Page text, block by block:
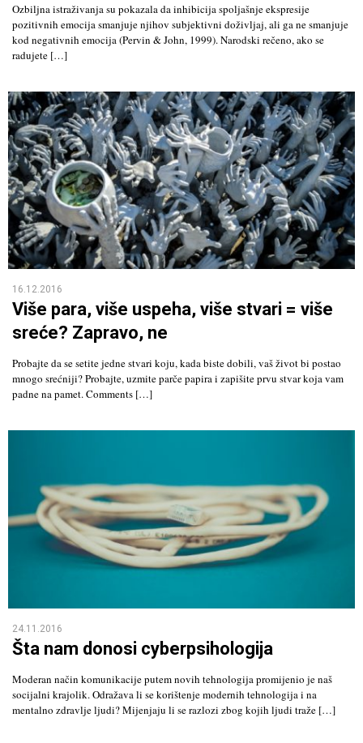
Ozbiljna istraživanja su pokazala da inhibicija spoljašnje ekspresije
pozitivnih emocija smanjuje njihov subjektivni doživljaj, ali ga ne smanjuje
kod negativnih emocija (Pervin & John, 1999). Narodski rečeno, ako se
radujete […]
16.12.2016
Više para, više uspeha, više stvari = više
sreće? Zapravo, ne
Probajte da se setite jedne stvari koju, kada biste dobili, vaš život bi postao
mnogo srećniji? Probajte, uzmite parče papira i zapišite prvu stvar koja vam
padne na pamet. Comments […]
24.11.2016
Šta nam donosi cyberpsihologija
Moderan način komunikacije putem novih tehnologija promijenio je naš
socijalni krajolik. Odražava li se korištenje modernih tehnologija i na
mentalno zdravlje ljudi? Mijenjaju li se razlozi zbog kojih ljudi traže […]